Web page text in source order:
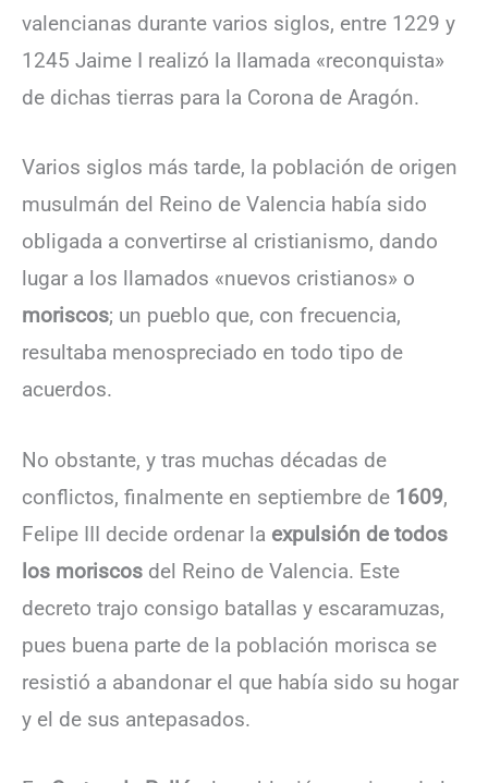
valencianas durante varios siglos, entre 1229 y
1245 Jaime I realizó la llamada «reconquista»
de dichas tierras para la Corona de Aragón.
Varios siglos más tarde, la población de origen
musulmán del Reino de Valencia había sido
obligada a convertirse al cristianismo, dando
lugar a los llamados «nuevos cristianos» o
moriscos; un pueblo que, con frecuencia,
resultaba menospreciado en todo tipo de
acuerdos.
No obstante, y tras muchas décadas de
conflictos, finalmente en septiembre de 1609,
Felipe III decide ordenar la expulsión de todos
los moriscos del Reino de Valencia. Este
decreto trajo consigo batallas y escaramuzas,
pues buena parte de la población morisca se
resistió a abandonar el que había sido su hogar
y el de sus antepasados.